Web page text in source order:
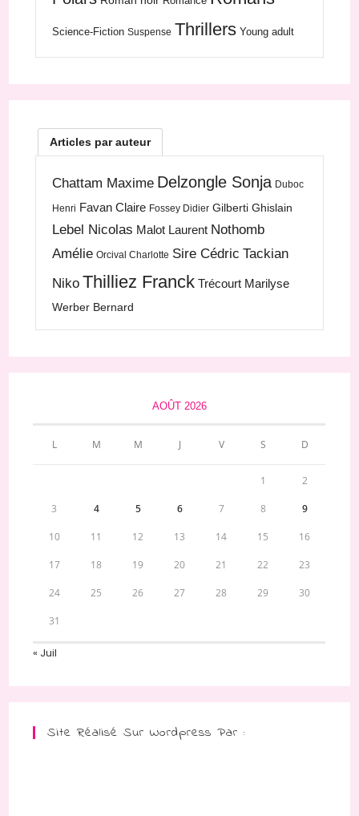
Science-Fiction Suspense Thrillers Young adult
Articles par auteur
Chattam Maxime Delzongle Sonja Duboc
Henri Favan Claire Fossey Didier Gilberti Ghislain
Lebel Nicolas Malot Laurent Nothomb
Amélie Orcival Charlotte Sire Cédric Tackian
Niko Thilliez Franck Trécourt Marilyse
Werber Bernard
AOÛT 2026
L M M J V S D
1 2
3 4 5 6 7 8 9
10 11 12 13 14 15 16
17 18 19 20 21 22 23
24 25 26 27 28 29 30
31
« Juil
Site Réalisé Sur Wordpress Par :